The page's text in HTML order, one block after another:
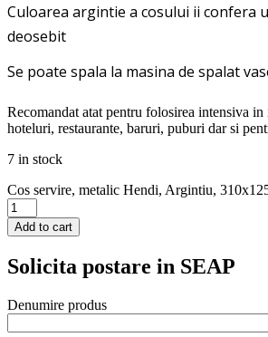
Culoarea argintie a cosului ii confera
deosebit
Se poate spala la masina de spalat
Recomandat atat pentru folosirea intensiva
hoteluri, restaurante, baruri, puburi dar si
7 in stock
Cos servire, metalic Hendi, Argintiu,
Add to cart
Solicita postare in SEAP
Denumire produs